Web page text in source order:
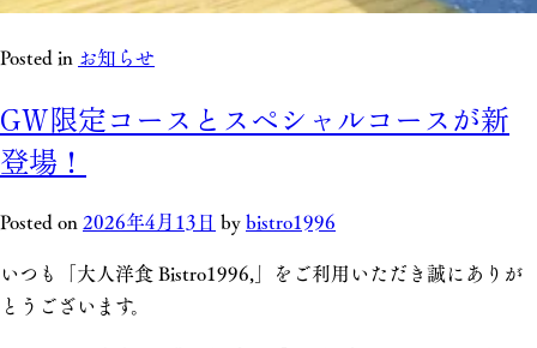
Posted in お知らせ
GW限定コースとスペシャルコースが新
登場！
Posted on2026年4月13日 bybistro1996
いつも「大人洋食 Bistro1996,」をご利用いただき誠にありが
とうございます。